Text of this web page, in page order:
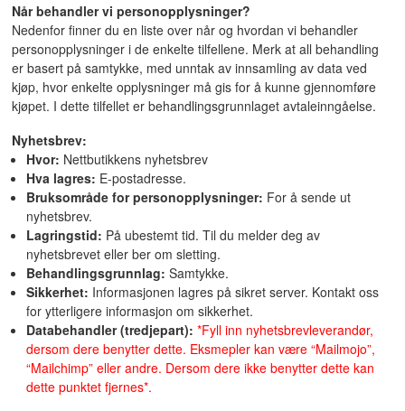
Når behandler vi personopplysninger?
Nedenfor finner du en liste over når og hvordan vi behandler
personopplysninger i de enkelte tilfellene. Merk at all behandling
er basert på samtykke, med unntak av innsamling av data ved
kjøp, hvor enkelte opplysninger må gis for å kunne gjennomføre
kjøpet. I dette tilfellet er behandlingsgrunnlaget avtaleinngåelse.
Nyhetsbrev:
Hvor: Nettbutikkens nyhetsbrev
Hva lagres: E-postadresse.
Bruksområde for personopplysninger: For å sende ut
nyhetsbrev.
Lagringstid: På ubestemt tid. Til du melder deg av
nyhetsbrevet eller ber om sletting.
Behandlingsgrunnlag: Samtykke.
Sikkerhet: Informasjonen lagres på sikret server. Kontakt oss
for ytterligere informasjon om sikkerhet.
Databehandler (tredjepart): *Fyll inn nyhetsbrevleverandør,
dersom dere benytter dette. Eksmepler kan være “Mailmojo”,
“Mailchimp” eller andre. Dersom dere ikke benytter dette kan
dette punktet fjernes*.